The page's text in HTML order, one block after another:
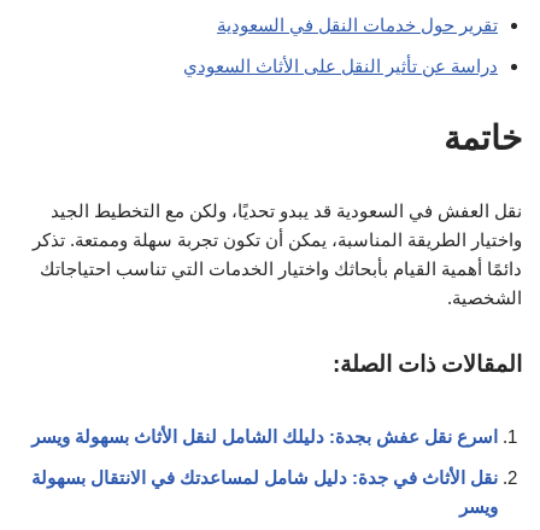
تقرير حول خدمات النقل في السعودية
دراسة عن تأثير النقل على الأثاث السعودي
خاتمة
نقل العفش في السعودية قد يبدو تحديًا، ولكن مع التخطيط الجيد
واختيار الطريقة المناسبة، يمكن أن تكون تجربة سهلة وممتعة. تذكر
دائمًا أهمية القيام بأبحاثك واختيار الخدمات التي تناسب احتياجاتك
الشخصية.
المقالات ذات الصلة:
اسرع نقل عفش بجدة: دليلك الشامل لنقل الأثاث بسهولة ويسر
نقل الأثاث في جدة: دليل شامل لمساعدتك في الانتقال بسهولة
ويسر